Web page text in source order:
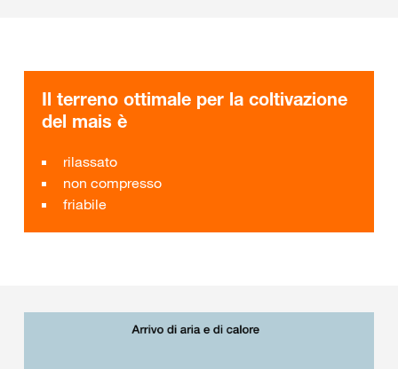
Il terreno ottimale per la coltivazione
del mais è
rilassato
non compresso
friabile